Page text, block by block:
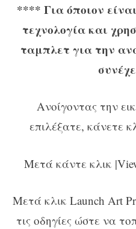
**** Για όποιον
τεχνολογία και
ταμπλετ για την
Ανοίγοντας την
επιλέξατε, κάνετε
Μετά κάντε κλικ
Μετά κλικ Launch Art
τις οδηγίες ώστε να